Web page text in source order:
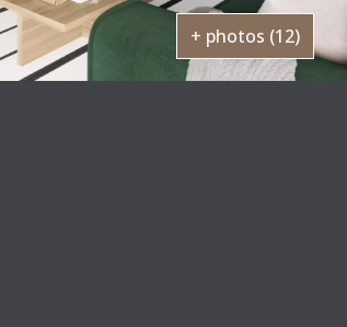
+ photos (12)